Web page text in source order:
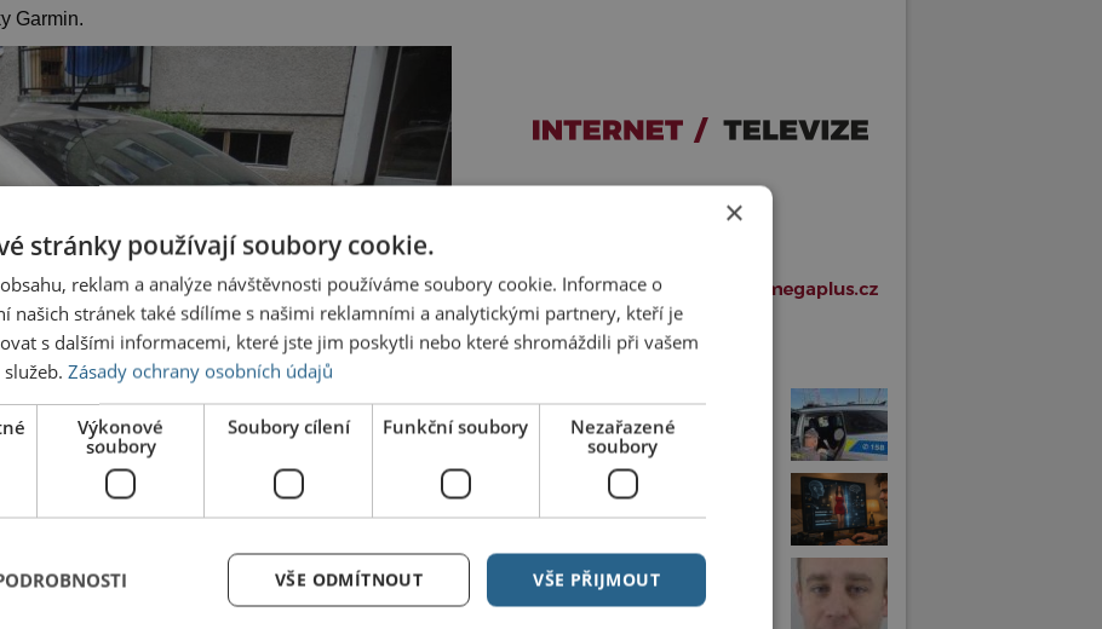
Garmin.
na peróně
Deepfake porno už je trestný čin.
Policie řeší další případ
Muž z Pardubic může být v ohrožení
×
stránky používají soubory cookie.
reklam a analýze návštěvnosti používáme soubory cookie. Informace o
našich stránek také sdílíme s našimi reklamními a analytickými partnery, kteří je
s dalšími informacemi, které jste jim poskytli nebo které shromáždili při vašem
Zásady ochrany osobních údajů
Výkonové
soubory
Soubory cílení Funkční soubory
Nezařazené
soubory
VŠE PŘIJMOUT
VŠE ODMÍTNOUT